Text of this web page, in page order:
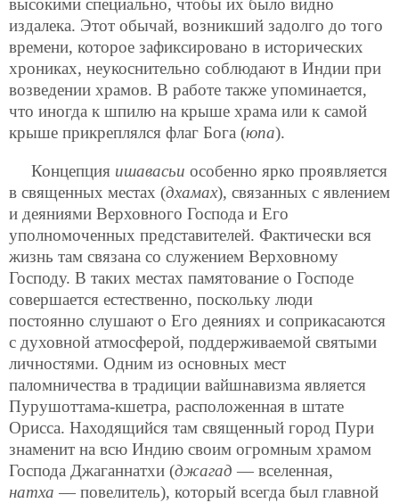
высокими специально, чтобы их было видно
издалека. Этот обычай, возникший задолго до того
времени, которое зафиксировано в исторических
хрониках, неукоснительно соблюдают в Индии при
возведении храмов. В работе также упоминается,
что иногда к шпилю на крыше храма или к самой
крыше прикреплялся флаг Бога (юпа).
Концепция ишавасьи особенно ярко проявляется
в священных местах (дхамах), связанных с явлением
и деяниями Верховного Господа и Его
уполномоченных представителей. Фактически вся
жизнь там связана со служением Верховному
Господу. В таких местах памятование о Господе
совершается естественно, поскольку люди
постоянно слушают о Его деяниях и соприкасаются
с духовной атмосферой, поддерживаемой святыми
личностями. Одним из основных мест
паломничества в традиции вайшнавизма является
Пурушоттама-кшетра, расположенная в штате
Орисса. Находящийся там священный город Пури
знаменит на всю Индию своим огромным храмом
Господа Джаганнатхи (джагад — вселенная,
натха — повелитель), который всегда был главной